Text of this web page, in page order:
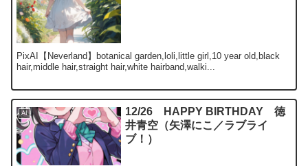
PixAI【Neverland】botanical garden,loli,little girl,10 year old,black
hair,middle hair,straight hair,white hairband,walki...
AI
12/26 HAPPY BIRTHDAY 徳
井青空（矢澤にこ／ラブライ
ブ！）